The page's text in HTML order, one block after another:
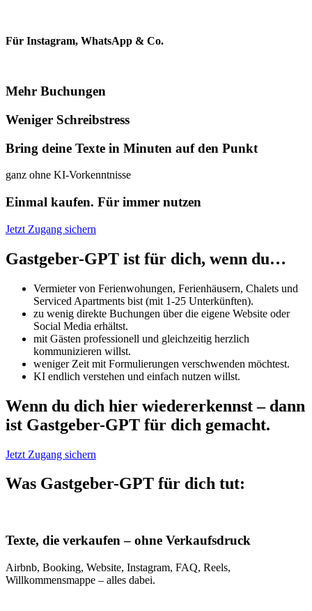
Für Instagram, WhatsApp & Co.
Mehr Buchungen
Weniger Schreibstress
Bring deine Texte in Minuten auf den Punkt
ganz ohne KI-Vorkenntnisse
Einmal kaufen. Für immer nutzen
Jetzt Zugang sichern
Gastgeber-GPT ist für dich, wenn du…
Vermieter von Ferienwohungen, Ferienhäusern, Chalets und
Serviced Apartments bist (mit 1-25 Unterkünften).
zu wenig direkte Buchungen über die eigene Website oder
Social Media erhältst.
mit Gästen professionell und gleichzeitig herzlich
kommunizieren willst.
weniger Zeit mit Formulierungen verschwenden möchtest.
KI endlich verstehen und einfach nutzen willst.
Wenn du dich hier wiedererkennst – dann
ist Gastgeber-GPT für dich gemacht.
Jetzt Zugang sichern
Was Gastgeber-GPT für dich tut:
Texte, die verkaufen – ohne Verkaufsdruck
Airbnb, Booking, Website, Instagram, FAQ, Reels,
Willkommensmappe – alles dabei.